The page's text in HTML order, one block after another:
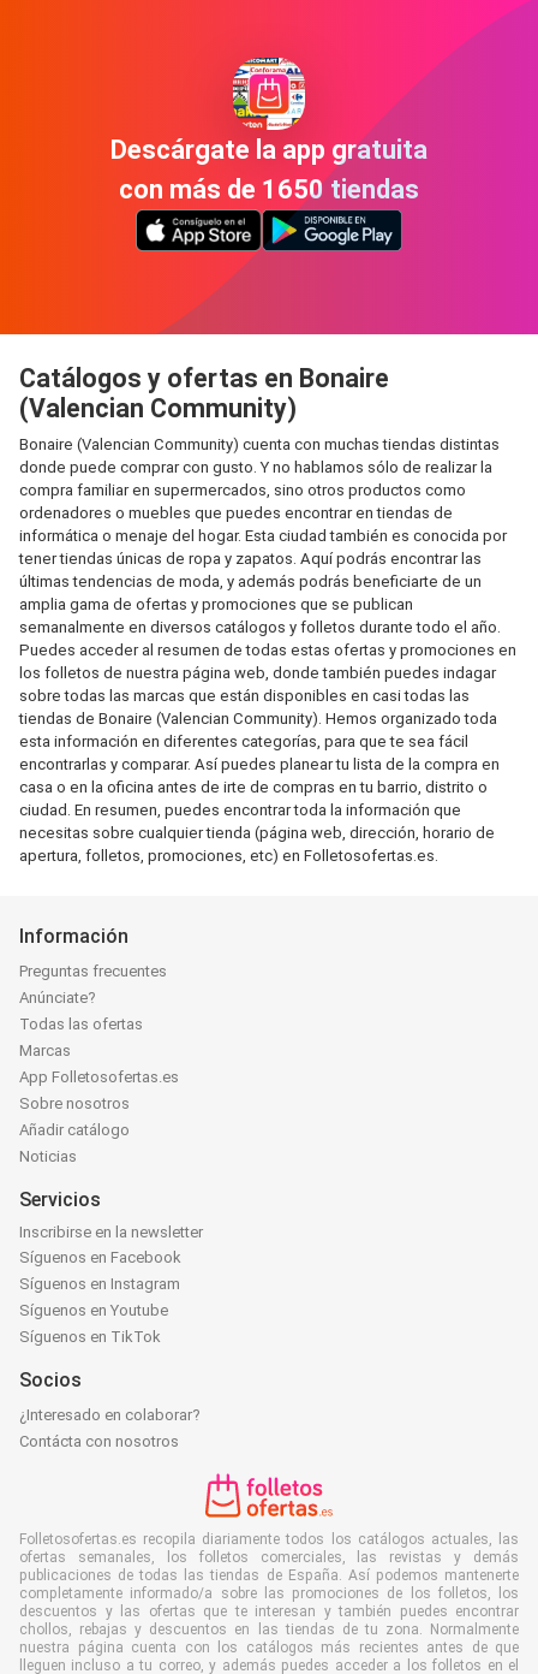
Descárgate la app gratuita
con más de 1650 tiendas
Catálogos y ofertas en Bonaire
(Valencian Community)
Bonaire (Valencian Community) cuenta con muchas tiendas distintas
donde puede comprar con gusto. Y no hablamos sólo de realizar la
compra familiar en supermercados, sino otros productos como
ordenadores o muebles que puedes encontrar en tiendas de
informática o menaje del hogar. Esta ciudad también es conocida por
tener tiendas únicas de ropa y zapatos. Aquí podrás encontrar las
últimas tendencias de moda, y además podrás beneficiarte de un
amplia gama de ofertas y promociones que se publican
semanalmente en diversos catálogos y folletos durante todo el año.
Puedes acceder al resumen de todas estas ofertas y promociones en
los folletos de nuestra página web, donde también puedes indagar
sobre todas las marcas que están disponibles en casi todas las
tiendas de Bonaire (Valencian Community). Hemos organizado toda
esta información en diferentes categorías, para que te sea fácil
encontrarlas y comparar. Así puedes planear tu lista de la compra en
casa o en la oficina antes de irte de compras en tu barrio, distrito o
ciudad. En resumen, puedes encontrar toda la información que
necesitas sobre cualquier tienda (página web, dirección, horario de
apertura, folletos, promociones, etc) en Folletosofertas.es.
Información
Preguntas frecuentes
Anúnciate?
Todas las ofertas
Marcas
App Folletosofertas.es
Sobre nosotros
Añadir catálogo
Noticias
Servicios
Inscribirse en la newsletter
Síguenos en Facebook
Síguenos en Instagram
Síguenos en Youtube
Síguenos en TikTok
Socios
¿Interesado en colaborar?
Contácta con nosotros
Folletosofertas.es recopila diariamente todos los catálogos actuales, las
ofertas semanales, los folletos comerciales, las revistas y demás
publicaciones de todas las tiendas de España. Así podemos mantenerte
completamente informado/a sobre las promociones de los folletos, los
descuentos y las ofertas que te interesan y también puedes encontrar
chollos, rebajas y descuentos en las tiendas de tu zona. Normalmente
nuestra página cuenta con los catálogos más recientes antes de que
lleguen incluso a tu correo, y además puedes acceder a los folletos en el